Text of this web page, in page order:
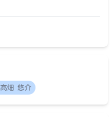
髙畑 悠介